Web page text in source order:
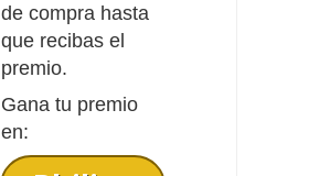
de compra hasta
que recibas el
premio.
Gana tu premio
en: